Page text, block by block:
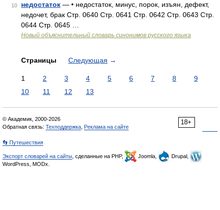
10 недостаток — • недостаток, минус, порок, изъян, дефект,
недочет, брак Стр. 0640 Стр. 0641 Стр. 0642 Стр. 0643 Стр.
0644 Стр. 0645 …
Новый объяснительный словарь синонимов русского языка
Страницы Следующая →
1 2 3 4 5 6 7 8
9
10
11 12 13
18+
© Академик, 2000-2026
Обратная связь: Техподдержка Реклама на сайте
👣 Путешествия
Экспорт словарей на сайты , сделанные на PHP, Joomla,
Drupal,
WordPress, MODx.